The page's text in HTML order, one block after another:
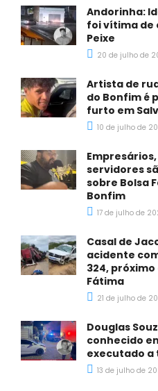
Andorinha:
foi vítima de
Peixe
20 de julho de
Artista de
do Bonfim é
furto em
10 de julho de
servidores
sobre Bolsa
Bonfim
17 de julho de
Casal de
acidente
324,
Fátima
21 de julho de
Douglas
conhecido
executado a
13 de julho de